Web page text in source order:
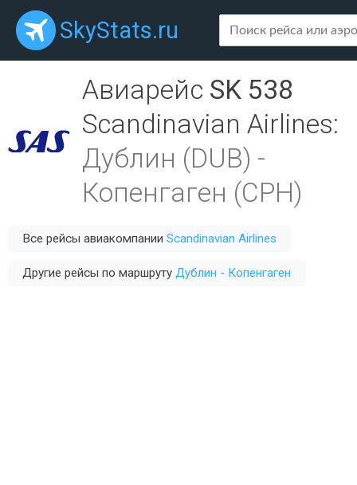
SkyStats.ru
Авиарейс SK 538
Scandinavian Airlines:
Дублин (DUB) -
Копенгаген (CPH)
Все рейсы авиакомпании Scandinavian Airlines
Другие рейсы по маршруту Дублин - Копенгаген